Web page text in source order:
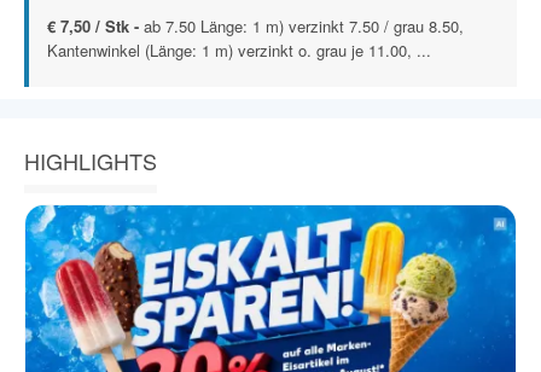
€ 7,50 / Stk - ab 7.50 Länge: 1 m) verzinkt 7.50 / grau 8.50,
Kantenwinkel (Länge: 1 m) verzinkt o. grau je 11.00, ...
HIGHLIGHTS